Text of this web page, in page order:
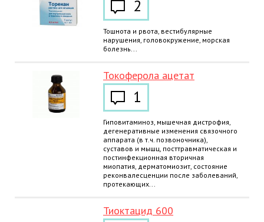
2
Тошнота и рвота, вестибулярные
нарушения, головокружение, морская
болезнь...
Токоферола ацетат
1
Гиповитаминоз, мышечная дистрофия,
дегенеративные изменения связочного
аппарата (в т.ч. позвоночника),
суставов и мышц, посттравматическая и
постинфекционная вторичная
миопатия, дерматомиозит, состояние
реконвалесценции после заболеваний,
протекающих...
Тиоктацид 600